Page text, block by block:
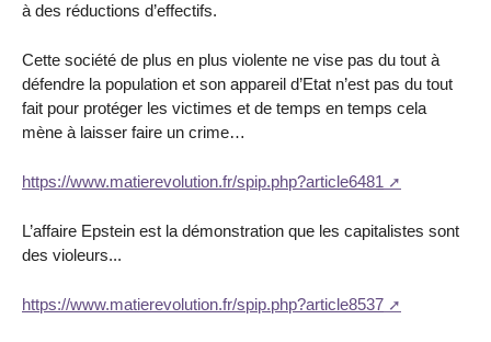
à des réductions d’effectifs.
Cette société de plus en plus violente ne vise pas du tout à
défendre la population et son appareil d’Etat n’est pas du tout
fait pour protéger les victimes et de temps en temps cela
mène à laisser faire un crime…
https://www.matierevolution.fr/spip.php?article6481
L’affaire Epstein est la démonstration que les capitalistes sont
des violeurs...
https://www.matierevolution.fr/spip.php?article8537